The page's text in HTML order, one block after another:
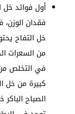
أول فوائد خل
فقدان الوزن،
من السعرات
في التخلص من
كبيرة من خل
الصباح